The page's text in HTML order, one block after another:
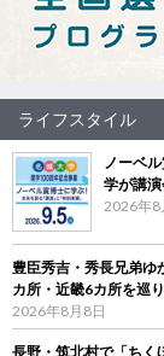
ライフスタイル
ノーベ
学が講
2026年8
豊臣秀吉・秀長兄弟
カ所・近畿6カ所を巡
2026年8月8日
長野・筑北村で「ちく